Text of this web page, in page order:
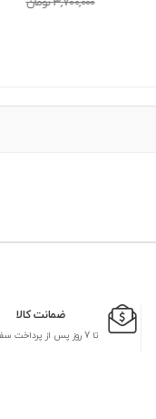
ضمانت کالا
تا 7 روز پس از پرداخت سفارش